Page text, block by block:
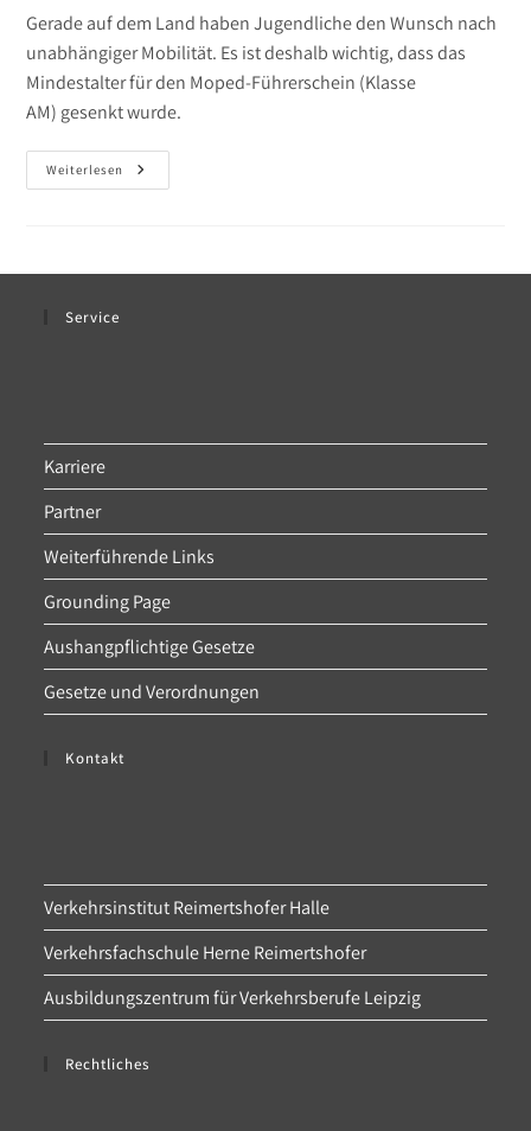
Gerade auf dem Land haben Jugendliche den Wunsch nach
unabhängiger Mobilität. Es ist deshalb wichtig, dass das
Mindestalter für den Moped-Führerschein (Klasse
AM) gesenkt wurde.
Weiterlesen Moped
Mit
Service
Karriere
Partner
Weiterführende Links
Grounding Page
Aushangpflichtige Gesetze
Gesetze und Verordnungen
Kontakt
Verkehrsinstitut Reimertshofer Halle
Verkehrsfachschule Herne Reimertshofer
Ausbildungszentrum für Verkehrsberufe Leipzig
Rechtliches